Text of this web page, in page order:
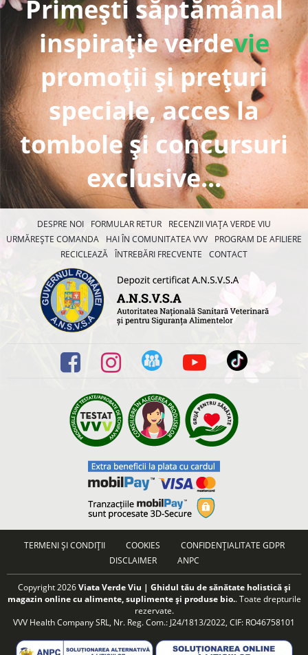
Primești săptămânal
inspirație verdevie
promoții și prețuri
speciale, acces la
tombole și concursuri
exclusive...
DESPRE NOI FORMULAR RETUR
RECENZII VIAȚA VERDE VIU
URMĂREȘTE COMANDA
HAI ÎN COMUNITATEA VVV
PROGRAM DE AFILIERE
RECICLEAZĂ ÎNTREBĂRI FRECVENTE CONTACT
TERMENI ȘI CONDIȚII COOKIES
CONFIDENȚIALITATE GDPR
DISCLAIMER
ANPC
Copyright 2026Viata Verde Viu | Ghidul tău de sănătate holistică și
magazin online cu alimente, suplimente și produse bio.. Toate drepturile
rezervate.
VVV Health Company SRL, Nr. Reg. Com.: J24/1813/2022, CIF: RO46758101